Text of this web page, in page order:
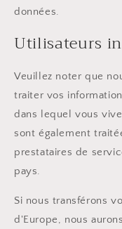
données.
Utilisateurs
Veuillez noter que
traiter vos
dans lequel vous
sont également
prestataires de
pays.
Si nous transférons
d'Europe, nous